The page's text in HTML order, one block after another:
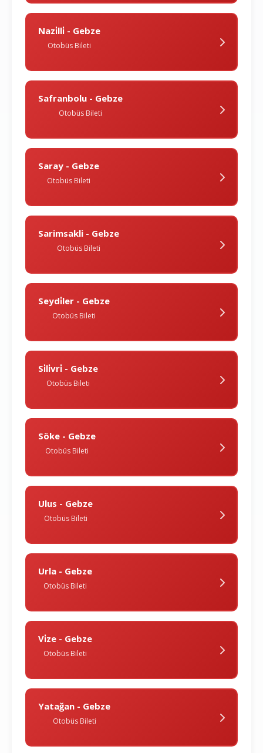
Nazi̇lli̇ - Gebze
Otobüs Bileti
Safranbolu - Gebze
Otobüs Bileti
Saray - Gebze
Otobüs Bileti
Sarimsakli - Gebze
Otobüs Bileti
Seydi̇ler - Gebze
Otobüs Bileti
Si̇li̇vri̇ - Gebze
Otobüs Bileti
Söke - Gebze
Otobüs Bileti
Ulus - Gebze
Otobüs Bileti
Urla - Gebze
Otobüs Bileti
Vi̇ze - Gebze
Otobüs Bileti
Yatağan - Gebze
Otobüs Bileti